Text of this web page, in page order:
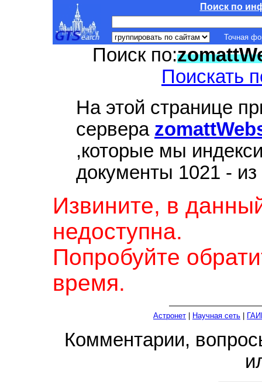
Поиск по
Точная
Поиск по:
Поискать
На этой странице
сервера
,которые мы
документы 1021 - из
Извините, в
недоступна.
Попробуйте
время.
Астронет Научная сеть
Комментарии,